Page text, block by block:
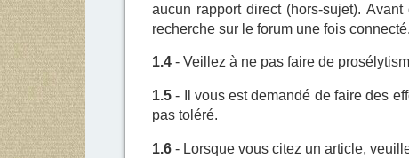
aucun rapport direct (hors-sujet).
recherche sur le forum une fois connecté.
1.4 - Veillez à ne pas faire de
1.5 - Il vous est demandé de faire des
pas toléré.
1.6 - Lorsque vous citez un article,